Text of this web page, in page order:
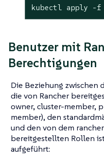
kubectl apply -f
Benutzer mit
Berechtigungen
Die Beziehung zwischen
die von Rancher
owner, cluster-member,
member), den
und den von dem
bereitgestellten Rollen
aufgeführt: